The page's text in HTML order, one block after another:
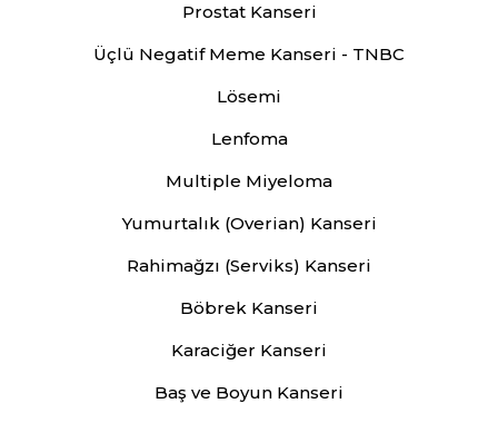
Prostat Kanseri
Üçlü Negatif Meme Kanseri - TNBC
Lösemi
Lenfoma
Multiple Miyeloma
Yumurtalık (Overian) Kanseri
Rahimağzı (Serviks) Kanseri
Böbrek Kanseri
Karaciğer Kanseri
Baş ve Boyun Kanseri